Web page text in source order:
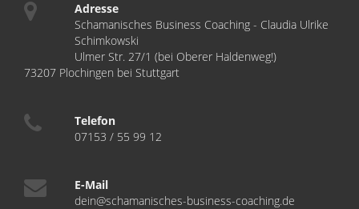
Adresse
Schamanisches Business Coaching - Claudia Ulrike
Schimkowski
Ulmer Str. 27/1 (bei Oberer Haldenweg!)
73207 Plochingen bei Stuttgart
Telefon
07153 / 55 99 12
E-Mail
dein@schamanisches-business-coaching.de